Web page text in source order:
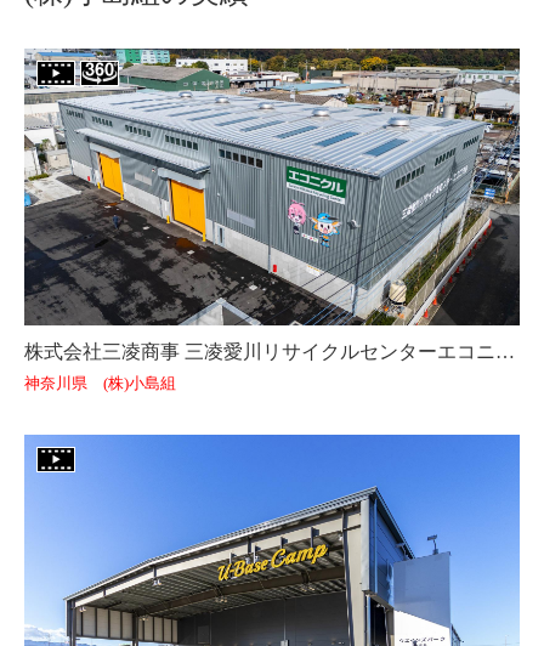
株式会社三凌商事 三凌愛川リサイクルセンターエコニクル
神奈川県 (株)小島組